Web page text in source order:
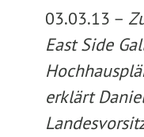
03.03.13 –
East Side
erklärt